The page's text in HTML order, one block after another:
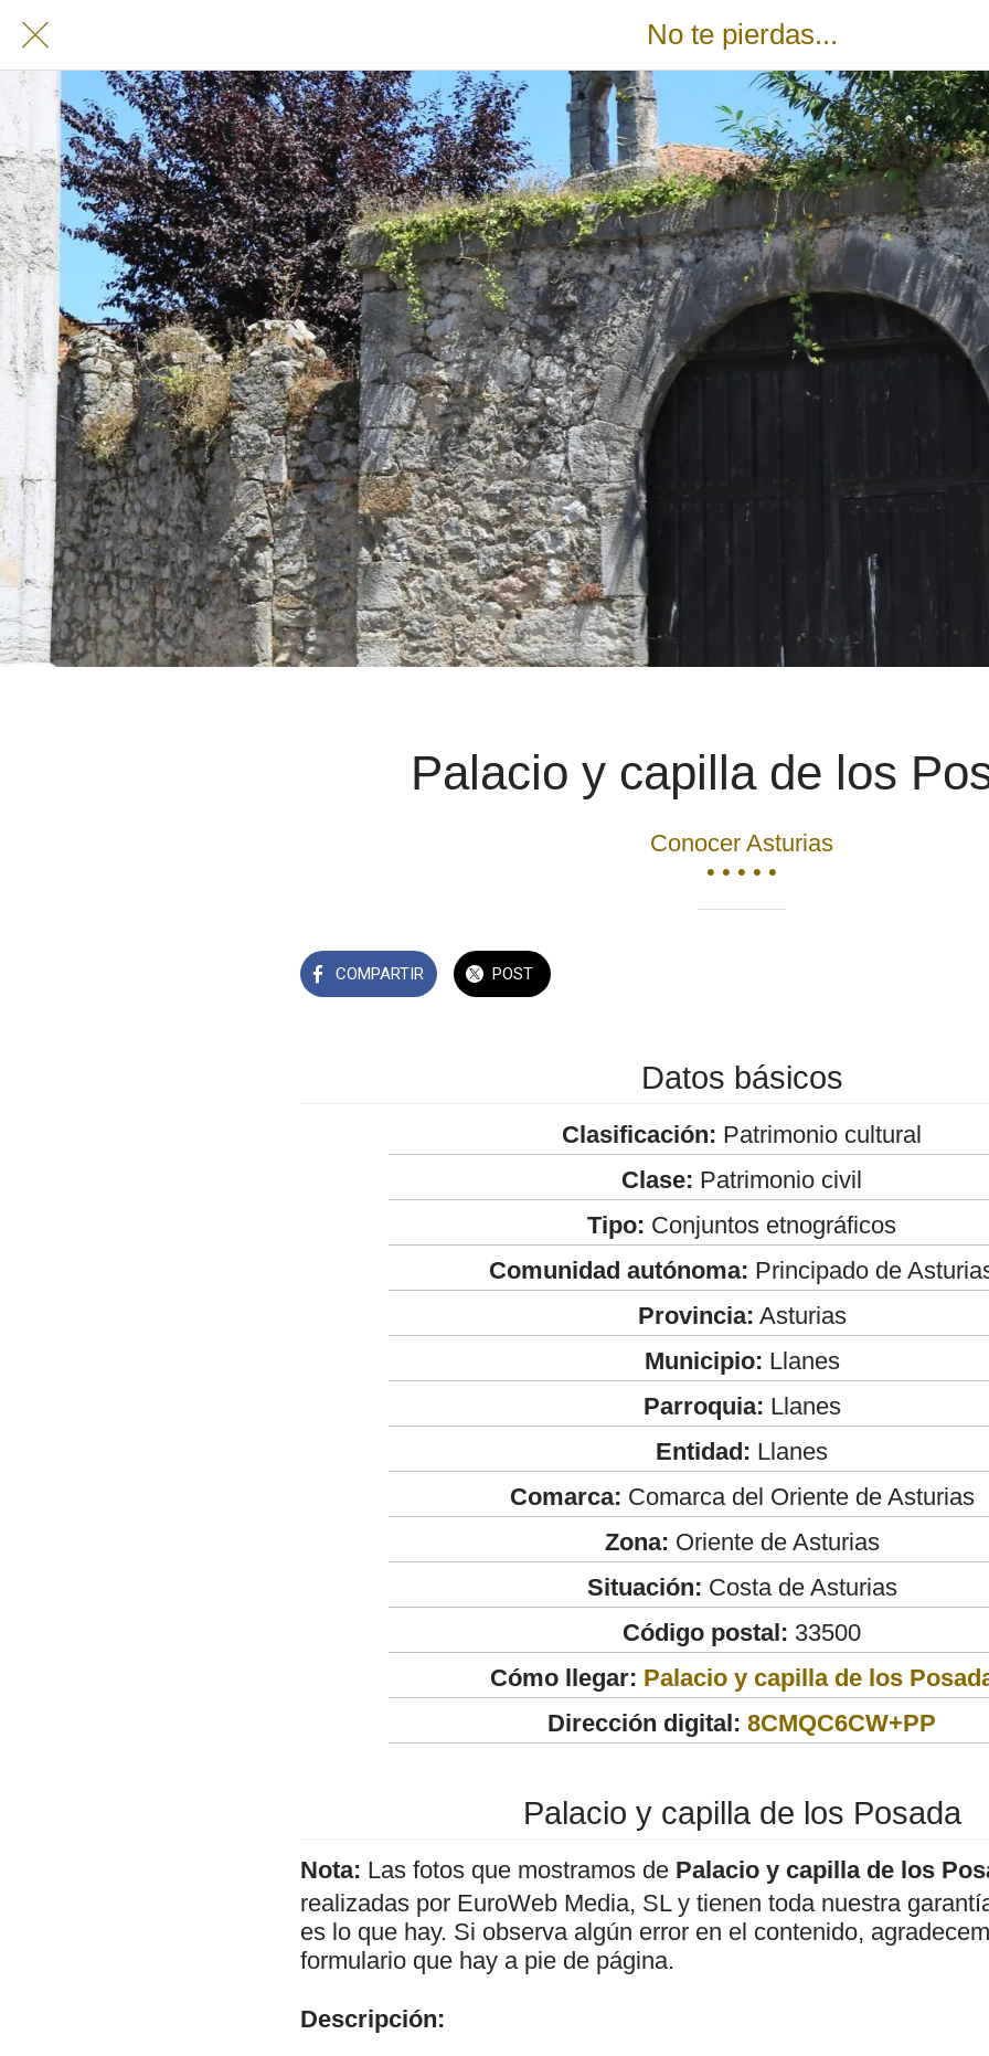
No te pierdas...
Palacio y capilla de los
Conocer Asturias
• • • • •
COMPARTIR POST
Datos básicos
Clasificación: Patrimonio cultural
Clase: Patrimonio civil
Tipo: Conjuntos etnográficos
Comunidad autónoma: Principado de
Provincia: Asturias
Municipio: Llanes
Parroquia: Llanes
Entidad: Llanes
Comarca: Comarca del Oriente de Asturias
Zona: Oriente de Asturias
Situación: Costa de Asturias
Código postal: 33500
Cómo llegar: Palacio y capilla de los
Dirección digital: 8CMQC6CW+PP
Palacio y capilla de los Posada
Nota: Las fotos que mostramos de Palacio y capilla de los
realizadas por EuroWeb Media, SL y tienen toda nuestra
es lo que hay. Si observa algún error en el contenido,
formulario que hay a pie de página.
Descripción: